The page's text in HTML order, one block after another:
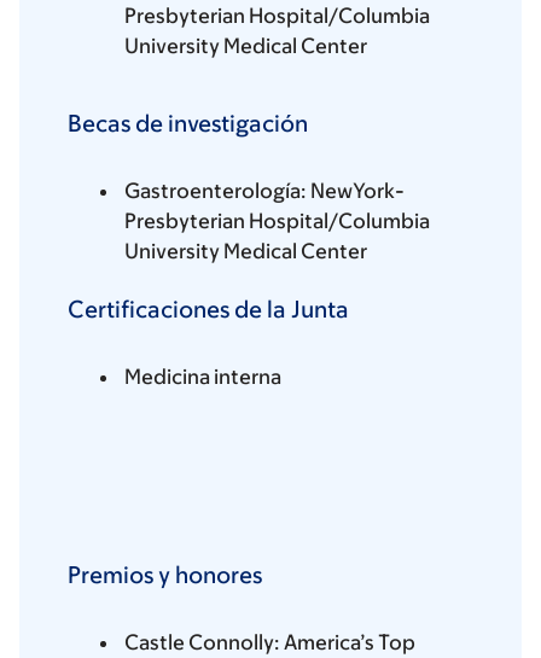
Presbyterian Hospital/Columbia
University Medical Center
Becas de investigación
Gastroenterología: NewYork-
Presbyterian Hospital/Columbia
University Medical Center
Certificaciones de la Junta
Medicina interna
Premios y honores
Castle Connolly: America’s Top